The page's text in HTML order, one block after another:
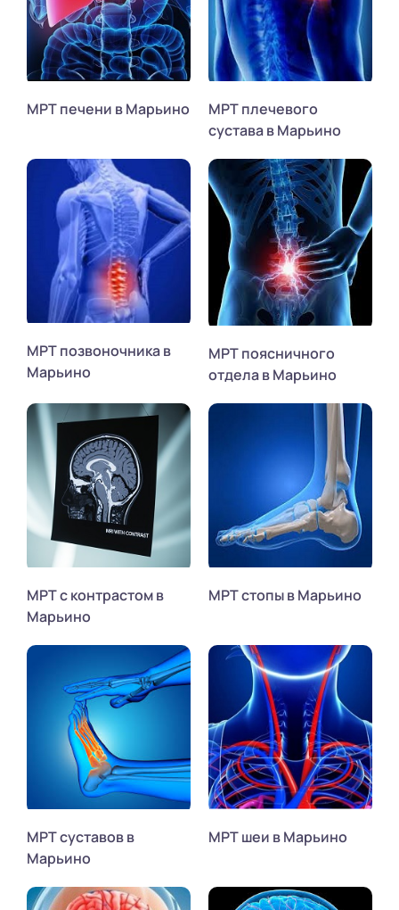
МРТ печени в Марьино
МРТ плечевого
сустава в Марьино
МРТ позвоночника в
Марьино
МРТ поясничного
отдела в Марьино
МРТ с контрастом в
Марьино
МРТ стопы в Марьино
МРТ суставов в
Марьино
МРТ шеи в Марьино